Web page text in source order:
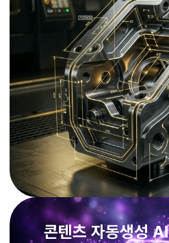
콘텐츠 자동생성 AI